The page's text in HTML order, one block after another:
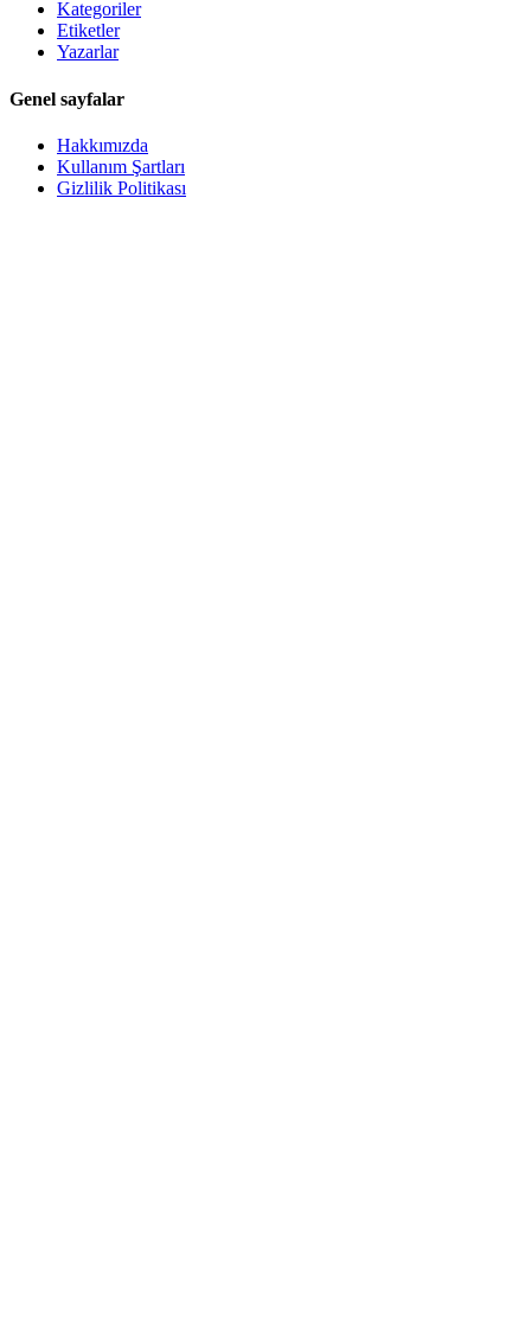
Kategoriler
Etiketler
Yazarlar
Genel sayfalar
Hakkımızda
Kullanım Şartları
Gizlilik Politikası